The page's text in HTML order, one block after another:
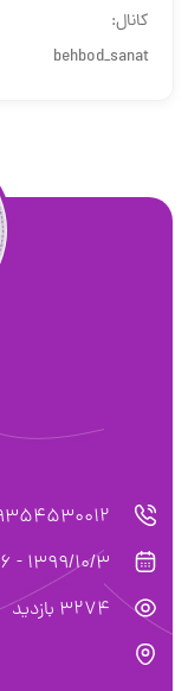
کانال:
behbod_sanat
1399/10/3 - 17:46
3274 بازدید